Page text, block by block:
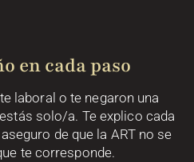
en cada paso
laboral o te negaron una
solo/a. Te explico cada
de que la ART no se
te corresponde.